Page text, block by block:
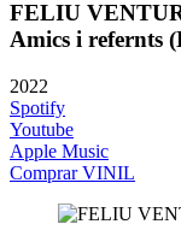
FELIU
Amics i refernts
2022
Spotify
Youtube
Apple Music
Comprar VINIL